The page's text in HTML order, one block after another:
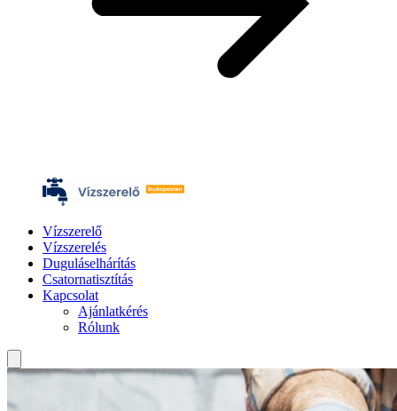
Vízszerelő
Vízszerelés
Duguláselhárítás
Csatornatisztítás
Kapcsolat
Ajánlatkérés
Rólunk